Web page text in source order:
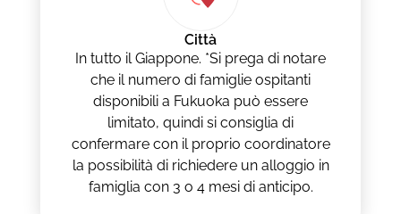
Città
In tutto il Giappone. *Si prega di notare
che il numero di famiglie ospitanti
disponibili a Fukuoka può essere
limitato, quindi si consiglia di
confermare con il proprio coordinatore
la possibilità di richiedere un alloggio in
famiglia con 3 o 4 mesi di anticipo.